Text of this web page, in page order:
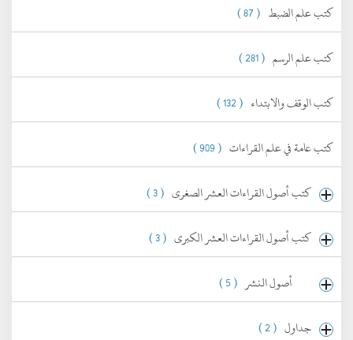
كتب علم الضبط ( 87 )
كتب علم الرسم ( 281 )
كتب الوقف والابتداء ( 132 )
كتب عامة في علم القراءات ( 909 )
كتب أصول القراءات العشر الصغرى ( 3 )
كتب أصول القراءات العشر الكبرى ( 3 )
أصول النشر ( 5 )
جداول ( 2 )